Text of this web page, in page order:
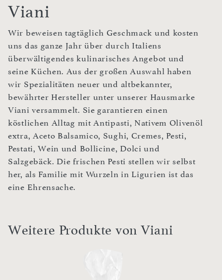
Viani
Wir beweisen tagtäglich Geschmack und kosten
uns das ganze Jahr über durch Italiens
überwältigendes kulinarisches Angebot und
seine Küchen. Aus der großen Auswahl haben
wir Spezialitäten neuer und altbekannter,
bewährter Hersteller unter unserer Hausmarke
Viani versammelt. Sie garantieren einen
köstlichen Alltag mit Antipasti, Nativem Olivenöl
extra, Aceto Balsamico, Sughi, Cremes, Pesti,
Pestati, Wein und Bollicine, Dolci und
Salzgebäck. Die frischen Pesti stellen wir selbst
her, als Familie mit Wurzeln in Ligurien ist das
eine Ehrensache.
Weitere Produkte von Viani